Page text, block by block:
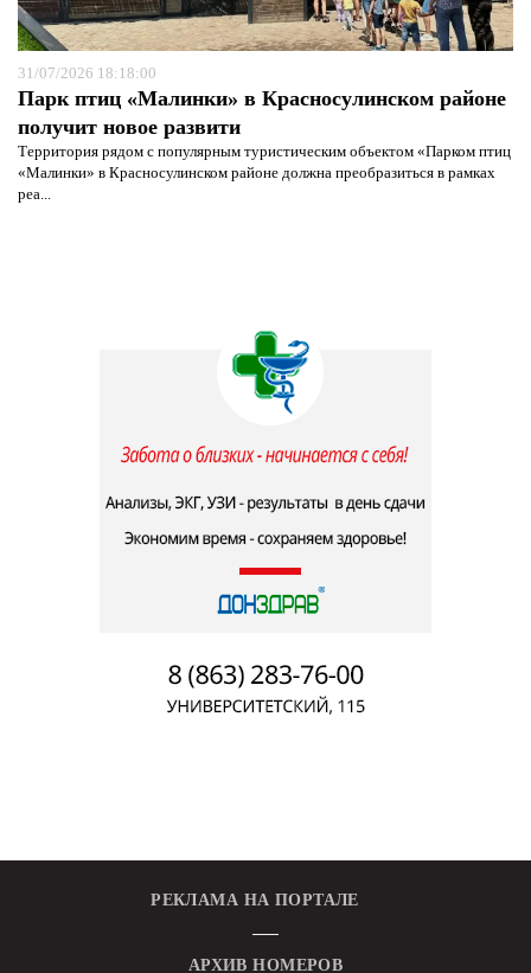
31/07/2026 18:18:00
Парк птиц «Малинки» в Красносулинском районе
получит новое развити
Территория рядом с популярным туристическим объектом «Парком птиц
«Малинки» в Красносулинском районе должна преобразиться в рамках
реа...
РЕКЛАМА НА ПОРТАЛЕ
АРХИВ НОМЕРОВ